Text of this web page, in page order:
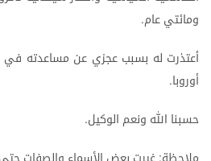
ومائتيعام.
أعتذرت له بسبب عجزي عن مساعدته في
أوروبا.
حسبنا الله ونعم الوكيل.
: